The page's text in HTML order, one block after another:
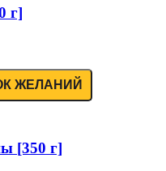
г]
ЖЕЛАНИЙ
[350 г]